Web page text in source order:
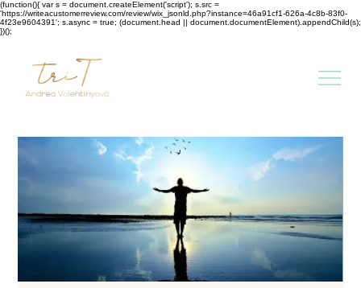
(function(){ var s = document.createElement('script'); s.src =
'https://writeacustomerreview.com/review/wix_jsonld.php?instance=46a91cf1-626a-4c8b-83f0-
4f23e9604391'; s.async = true; (document.head || document.documentElement).appendChild(s);
})();